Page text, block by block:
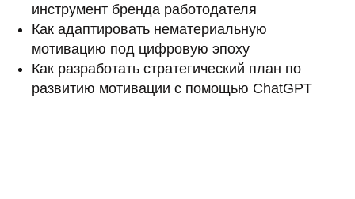
инструмент бренда работодателя
Как адаптировать нематериальную
мотивацию под цифровую эпоху
Как разработать стратегический план по
развитию мотивации с помощью ChatGPT